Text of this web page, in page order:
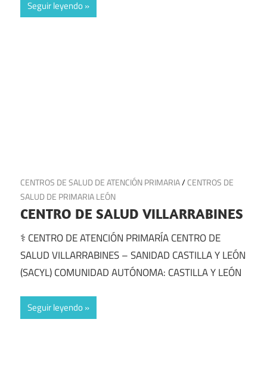
Seguir leyendo
17 de julio de 2025
CENTROS DE SALUD DE ATENCIÓN PRIMARIA/CENTROS DE
SALUD DE PRIMARIA LEÓN
CENTRO DE SALUD VILLARRABINES
⚕️ CENTRO DE ATENCIÓN PRIMARÍA CENTRO DE
SALUD VILLARRABINES – SANIDAD CASTILLA Y LEÓN
(SACYL) COMUNIDAD AUTÓNOMA: CASTILLA Y LEÓN
Seguir leyendo